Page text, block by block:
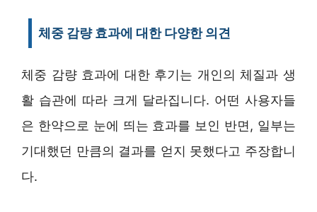
체중 감량 효과에 대한 다양한 의견
체중 감량 효과에 대한 후기는 개인의 체질과 생
활 습관에 따라 크게 달라집니다. 어떤 사용자들
은 한약으로 눈에 띄는 효과를 보인 반면, 일부는
기대했던 만큼의 결과를 얻지 못했다고 주장합니
다.